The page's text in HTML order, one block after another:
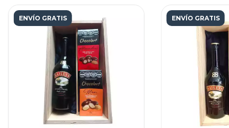
ENVÍO GRATIS ENVÍO GRATIS